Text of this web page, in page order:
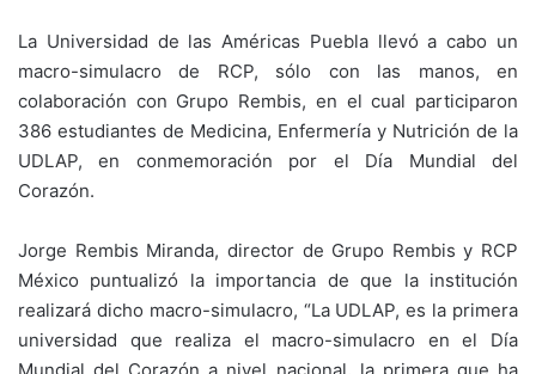
La Universidad de las Américas Puebla llevó a cabo un
macro-simulacro de RCP, sólo con las manos, en
colaboración con Grupo Rembis, en el cual participaron
386 estudiantes de Medicina, Enfermería y Nutrición de la
UDLAP, en conmemoración por el Día Mundial del
Corazón.
Jorge Rembis Miranda, director de Grupo Rembis y RCP
México puntualizó la importancia de que la institución
realizará dicho macro-simulacro, “La UDLAP, es la primera
universidad que realiza el macro-simulacro en el Día